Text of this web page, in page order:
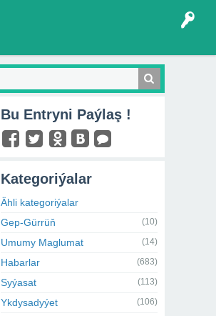
Bu Entryni Paýlaş !
Kategoriýalar
Ähli kategoriýalar
Gep-Gürrüň
(10)
Umumy Maglumat (14)
Habarlar (683)
Syýasat (113)
Ykdysadyýet (106)